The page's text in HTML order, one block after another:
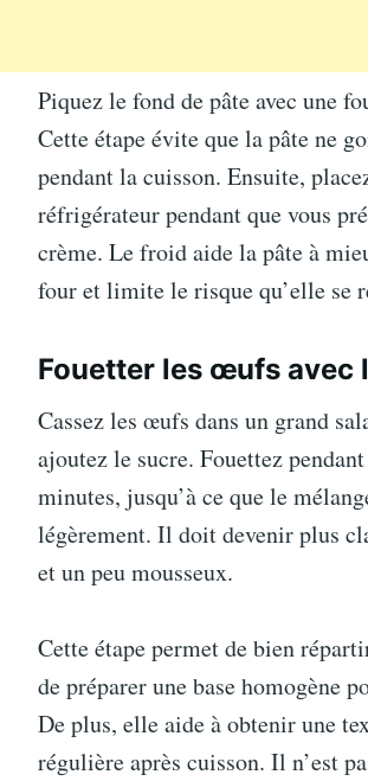
Piquez le fond de pâte avec une
Cette étape évite que la pâte ne
pendant la cuisson. Ensuite,
réfrigérateur pendant que vous
crème. Le froid aide la pâte à
four et limite le risque qu’elle se
Fouetter les œufs avec
Cassez les œufs dans un grand
ajoutez le sucre. Fouettez
minutes, jusqu’à ce que le
légèrement. Il doit devenir plus
et un peu mousseux.
Cette étape permet de bien
de préparer une base homogène
De plus, elle aide à obtenir une
régulière après cuisson. Il n’est